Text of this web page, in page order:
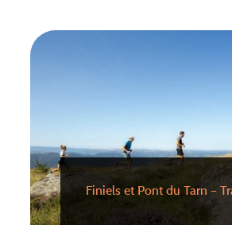
Finiels et Pont du Tarn –